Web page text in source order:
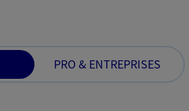
PRO & ENTREPRISES